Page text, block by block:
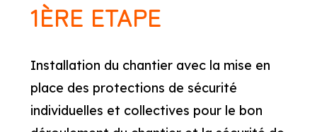
1ÈRE ETAPE
Installation du chantier avec la mise en
place des protections de sécurité
individuelles et collectives pour le bon